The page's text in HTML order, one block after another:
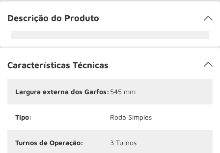
Descrição do Produto
Características Técnicas
Largura externa dos Garfos: 545 mm
Tipo: Roda Simples
Turnos de Operação: 3 Turnos